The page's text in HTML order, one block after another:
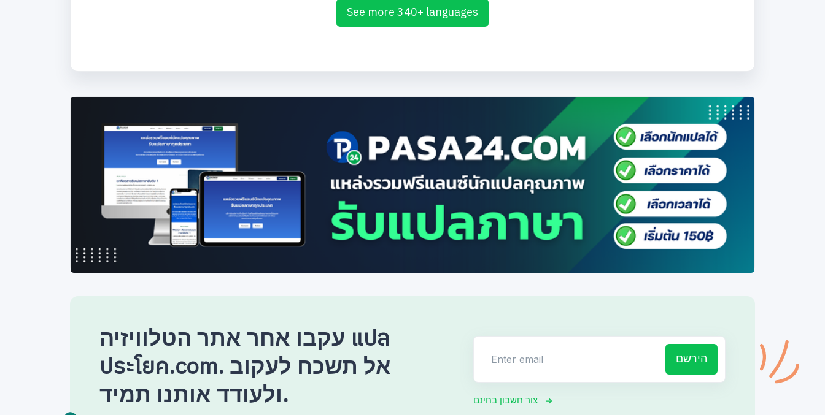
See more 340+ languages
עקבו אחר אתר הטלוויזיה แปล
ประโยค.com. אל תשכח לעקוב
ולעודד אותנו תמיד.
הירשם
צור חשבון בחינם